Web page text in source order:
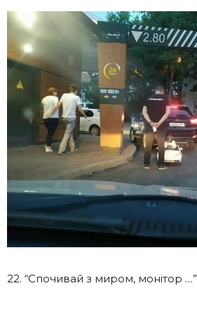
22. “Спочивай з миром, монітор …”